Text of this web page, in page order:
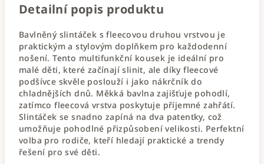
Detailní popis produktu
Bavlněný slintáček s fleecovou druhou vrstvou je
praktickým a stylovým doplňkem pro každodenní
nošení. Tento multifunkční kousek je ideální pro
malé děti, které začínají slinit, ale díky fleecové
podšívce skvěle poslouží i jako nákrčník do
chladnějších dnů. Měkká bavlna zajišťuje pohodlí,
zatímco fleecová vrstva poskytuje příjemné zahřátí.
Slintáček se snadno zapíná na dva patentky, což
umožňuje pohodlné přizpůsobení velikosti. Perfektní
volba pro rodiče, kteří hledají praktické a trendy
řešení pro své děti.